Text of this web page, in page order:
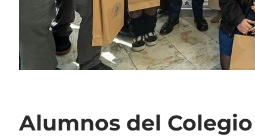
Alumnos del